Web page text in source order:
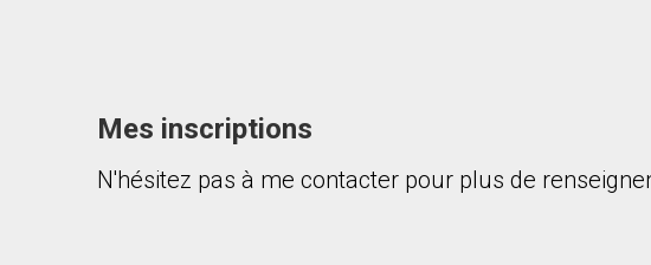
Mes inscriptions
N'hésitez pas à me contacter pour plus de